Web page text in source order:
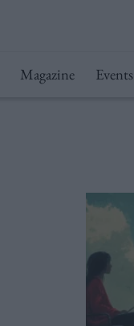
Magazine Events